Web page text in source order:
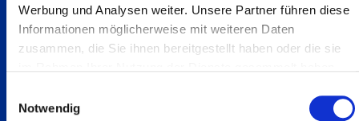
Werbung und Analysen weiter. Unsere Partner führen diese
Informationen möglicherweise mit weiteren Daten
zusammen, die Sie ihnen bereitgestellt haben oder die sie
Notwendig
Find out more